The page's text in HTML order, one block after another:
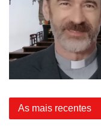
As mais recentes